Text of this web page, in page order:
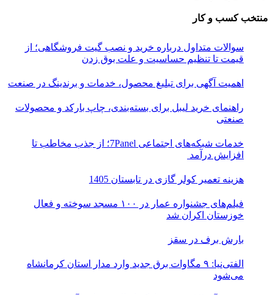
منتخب کسب و کار
سوالات متداول درباره خرید و نصب گیت فروشگاهی؛ از
قیمت تا تنظیم حساسیت و علت بوق زدن
اهمیت آگهی برای تبلیغ محصول، خدمات و برندینگ در صنعت
راهنمای خرید لیبل برای بسته‌بندی، چاپ بارکد و محصولات
صنعتی
خدمات شبکه‌های اجتماعی 7Panel؛ از جذب مخاطب تا
افزایش درآمد
هزینه تعمیر کولر گازی در تابستان 1405
فیلم‌های جشنواره عمار در ۱۰۰ مسجد سوخته و فعال
خوزستان اکران شد
بارش برف در سقز
الفتی‌نیا: ۹ مگاوات برق جدید وارد مدار استان کرمانشاه
می‌شود